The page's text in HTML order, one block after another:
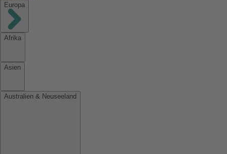
Europa
Afrika
Asien
Australien & Neuseeland